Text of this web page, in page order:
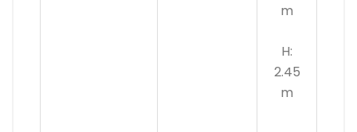
m
H:
2.45
m